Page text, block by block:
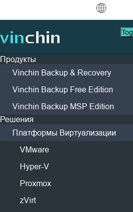
Скачать Поддержка
Deutsch
Français
Защита данных
Резервное копирование
Мгновенная репликация
Архивирование
Оркестрация заданий
Виртуальный
VMware
Hyper-V
Proxmox
XCP-ng
H3C CAS/UIS
ZStack
Sangfor HCI
Ресурсы поддержки
FAQs
How To Видео
Центр помощи
Живые Мероприятия
Вебинары
Живой Демо
Руководство по Покупке
Как Купить
Политики Лицензии
Контакт
Запросить Цену
Стать Партнером
Стать Партнером
Найти Партнера
Найти Локального Партнера
Доступ к Порталу Партнеров
Партнерский Портал
Компания
О Vinchin
Лидерство
Контакты
СМИ
Новости & Мероприятия
Кейсы Клиентов
Продукты
Vinchin Backup & Recovery
Vinchin Backup Free Edition
Vinchin Backup MSP Edition
Решения
Платформы Виртуализации
VMware
Hyper-V
Proxmox
zVirt
Надежное решение
бэкапа в облако
на уровне
с Vinchin Backup &
Легко, быстро, безопасно